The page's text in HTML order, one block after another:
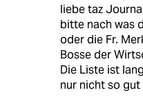
liebe taz
bitte nach was
oder die Fr.
Bosse der
Die Liste ist
nur nicht so